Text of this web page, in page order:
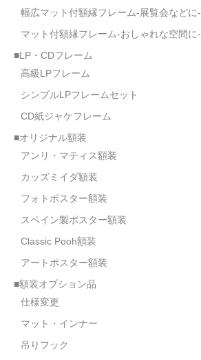
幅広マット付額縁フレーム-展覧会などに-
マット付額縁フレーム-おしゃれな空間に-
■LP・CDフレーム
高級LPフレーム
シンプルLPフレームセット
CD紙ジャケフレーム
■オリジナル額装
アンリ・マティス額装
カッズミイダ額装
フォトポスター額装
スペイン製ポスター額装
Classic Pooh額装
アートポスター額装
■額装オプション品
仕様変更
マット・インナー
吊りフック